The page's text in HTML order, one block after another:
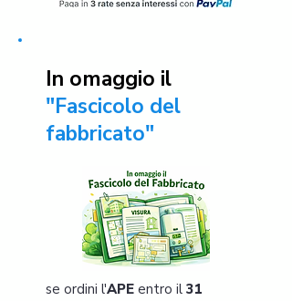
In omaggio il
"Fascicolo del
fabbricato"
se ordini l'APE entro il 31